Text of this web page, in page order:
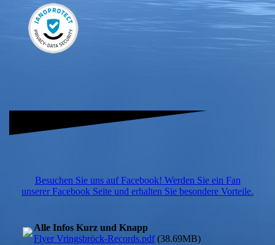
Besuchen Sie uns auf Facebook! Werden Sie ein Fan
unserer Facebook Seite und erhalten Sie besondere Vorteile.
Alle Infos Kurz und Knapp
Flyer Vringsbröck-Records.pdf(38.69MB)